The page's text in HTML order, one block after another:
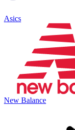
Asics
New Balance